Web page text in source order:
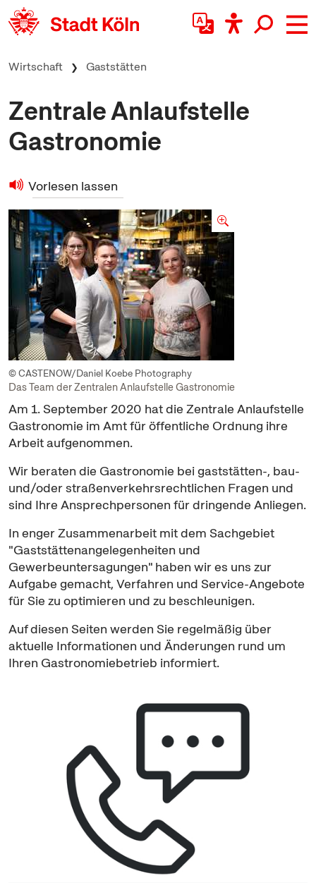
zum Inhalt springen
Wirtschaft Gaststätten
Zentrale Anlaufstelle
Gastronomie
Vorlesen lassen
© CASTENOW/Daniel Koebe Photography
Das Team der Zentralen Anlaufstelle Gastronomie
Am 1. September 2020 hat die Zentrale Anlaufstelle
Gastronomie im Amt für öffentliche Ordnung ihre
Arbeit aufgenommen.
Wir beraten die Gastronomie bei gaststätten-, bau-
und/oder straßenverkehrsrechtlichen Fragen und
sind Ihre Ansprechpersonen für dringende Anliegen.
In enger Zusammenarbeit mit dem Sachgebiet
"Gaststättenangelegenheiten und
Gewerbeuntersagungen" haben wir es uns zur
Aufgabe gemacht, Verfahren und Service-Angebote
für Sie zu optimieren und zu beschleunigen.
Auf diesen Seiten werden Sie regelmäßig über
aktuelle Informationen und Änderungen rund um
Ihren Gastronomiebetrieb informiert.